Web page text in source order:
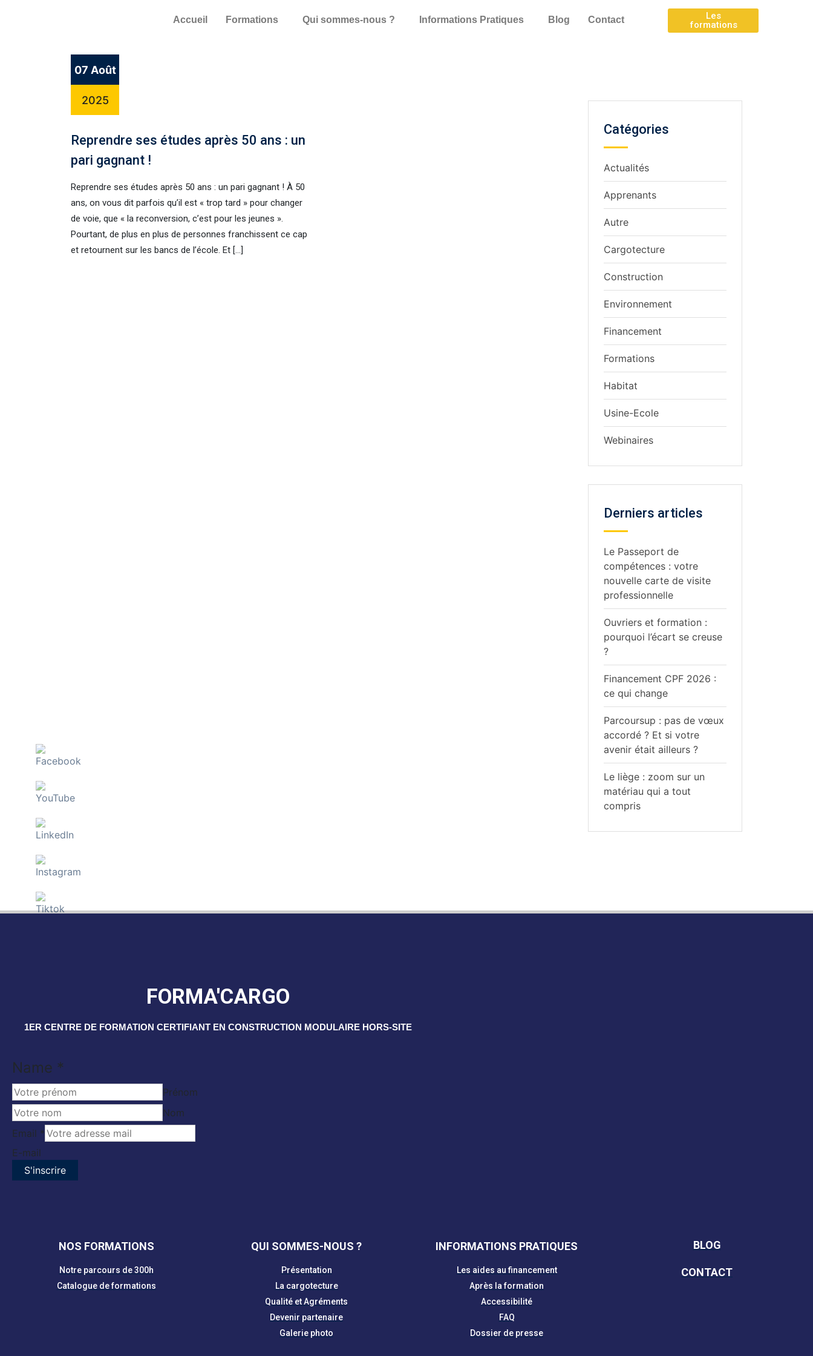
Accueil Formations Qui sommes-nous ? Informations Pratiques Blog Contact
Les
formations
07 Août
2025
Reprendre ses études après 50 ans : un
pari gagnant !
Reprendre ses études après 50 ans : un pari gagnant ! À 50
ans, on vous dit parfois qu’il est « trop tard » pour changer
de voie, que « la reconversion, c’est pour les jeunes ».
Pourtant, de plus en plus de personnes franchissent ce cap
et retournent sur les bancs de l’école. Et […]
Catégories
Actualités
Apprenants
Autre
Cargotecture
Construction
Environnement
Financement
Formations
Habitat
Usine-Ecole
Webinaires
Derniers articles
Le Passeport de
compétences : votre
nouvelle carte de visite
professionnelle
Ouvriers et formation :
pourquoi l’écart se creuse
?
Financement CPF 2026 :
ce qui change
Parcoursup : pas de vœux
accordé ? Et si votre
avenir était ailleurs ?
Le liège : zoom sur un
matériau qui a tout
compris
FORMA'CARGO
1ER CENTRE DE FORMATION CERTIFIANT EN CONSTRUCTION MODULAIRE HORS-SITE
Name *
Prénom
Nom
Email
Name
Email *
E-mail
S'inscrire
NOS FORMATIONS
Notre parcours de 300h
Catalogue de formations
QUI SOMMES-NOUS ?
Présentation
La cargotecture
Qualité et Agréments
Devenir partenaire
Galerie photo
INFORMATIONS PRATIQUES
Les aides au financement
Après la formation
Accessibilité
FAQ
Dossier de presse
BLOG
CONTACT